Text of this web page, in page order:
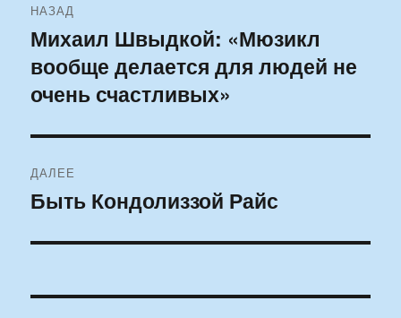
по
записям
НАЗАД
Предыдущая
запись:
Михаил Швыдкой: «Мюзикл
вообще делается для людей не
очень счастливых»
ДАЛЕЕ
Следующая
Быть Кондолиззой Райс